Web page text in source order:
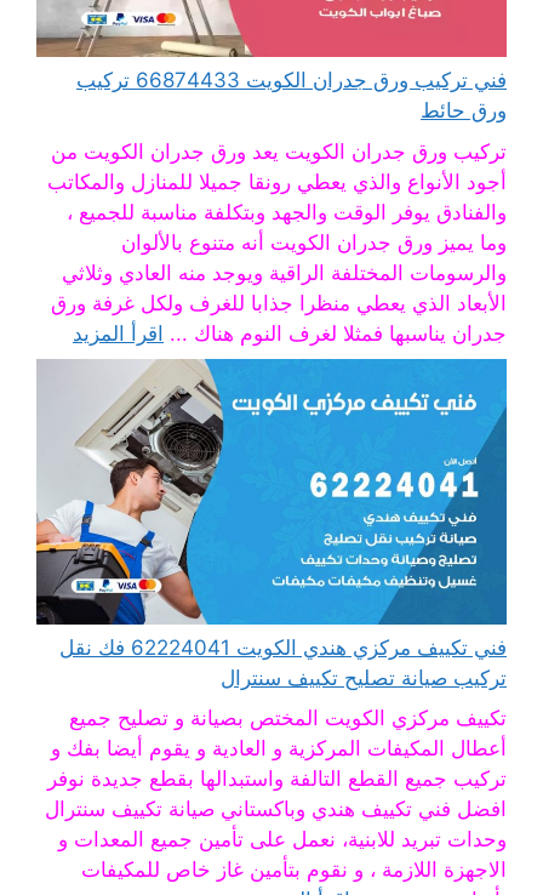
فني تركيب ورق جدران الكويت 66874433 تركيب
ورق حائط
تركيب ورق جدران الكويت يعد ورق جدران الكويت من
أجود الأنواع والذي يعطي رونقا جميلا للمنازل والمكاتب
والفنادق يوفر الوقت والجهد وبتكلفة مناسبة للجميع ،
وما يميز ورق جدران الكويت أنه متنوع بالألوان
والرسومات المختلفة الراقية ويوجد منه العادي وثلاثي
الأبعاد الذي يعطي منظرا جذابا للغرف ولكل غرفة ورق
جدران يناسبها فمثلا لغرف النوم هناك ... اقرأ المزيد
فني تكييف مركزي هندي الكويت 62224041 فك نقل
تركيب صيانة تصليح تكييف سنترال
تكييف مركزي الكويت المختص بصيانة و تصليح جميع
أعطال المكيفات المركزية و العادية و يقوم أيضا بفك و
تركيب جميع القطع التالفة واستبدالها بقطع جديدة نوفر
افضل فني تكييف هندي وباكستاني صيانة تكييف سنترال
وحدات تبريد للابنية، نعمل على تأمين جميع المعدات و
الاجهزة اللازمة ، و نقوم بتأمين غاز خاص للمكيفات